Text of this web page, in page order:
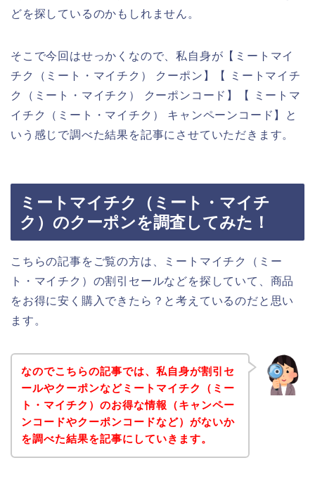
どを探しているのかもしれません。
そこで今回はせっかくなので、私自身が【ミートマイ
チク（ミート・マイチク） クーポン】【 ミートマイチ
ク（ミート・マイチク） クーポンコード】【 ミートマ
イチク（ミート・マイチク） キャンペーンコード】と
いう感じで調べた結果を記事にさせていただきます。
ミートマイチク（ミート・マイチ
ク）のクーポンを調査してみた！
こちらの記事をご覧の方は、ミートマイチク（ミー
ト・マイチク）の割引セールなどを探していて、商品
をお得に安く購入できたら？と考えているのだと思い
ます。
なのでこちらの記事では、私自身が割引セ
ールやクーポンなどミートマイチク（ミー
ト・マイチク）のお得な情報（キャンペー
ンコードやクーポンコードなど）がないか
を調べた結果を記事にしていきます。